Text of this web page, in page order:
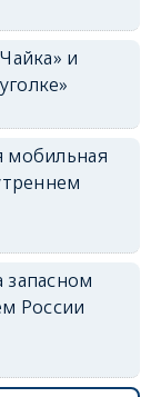
и
мобильная
России